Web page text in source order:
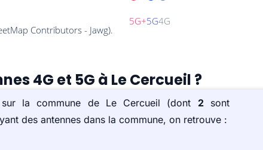
4G et 5G à Le Cercueil ?
la commune de Le Cercueil (dont 2sont
des antennes dans la commune, on retrouve :